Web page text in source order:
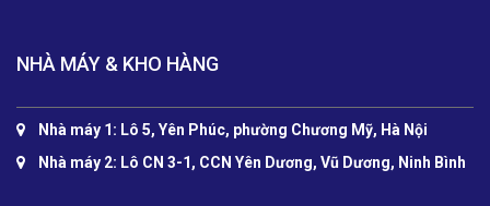
NHÀ MÁY & KHO HÀNG
Nhà máy 1: Lô 5, Yên Phúc, phường Chương Mỹ, Hà Nội
Nhà máy 2: Lô CN 3-1, CCN Yên Dương, Vũ Dương, Ninh Bình